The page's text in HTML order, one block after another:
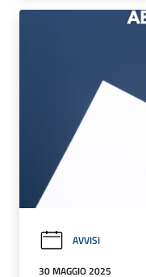
AVVISI
30 MAGGIO 2025